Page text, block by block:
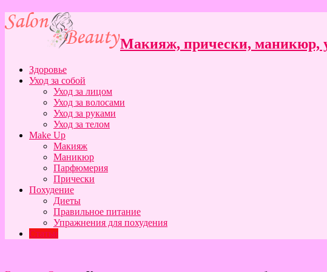
Макияж, прически, маникюр,
Здоровье
Уход за собой
Уход за лицом
Уход за волосами
Уход за руками
Уход за телом
Make Up
Макияж
Маникюр
Парфюмерия
Прически
Похудение
Диеты
Правильное питание
Упражнения для похудения
Статьи